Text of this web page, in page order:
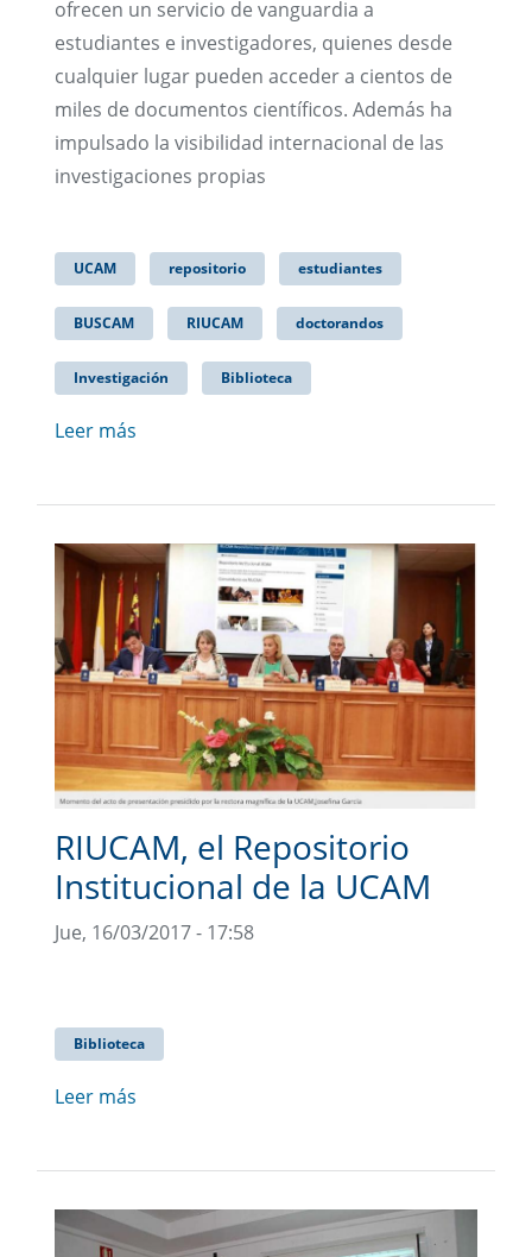
ofrecen un servicio de vanguardia a
estudiantes e investigadores, quienes desde
cualquier lugar pueden acceder a cientos de
miles de documentos científicos. Además ha
impulsado la visibilidad internacional de las
investigaciones propias
UCAM repositorio estudiantes
BUSCAM RIUCAM doctorandos
Investigación Biblioteca
Leer más
RIUCAM, el Repositorio
Institucional de la UCAM
Jue, 16/03/2017 - 17:58
Biblioteca
Leer más